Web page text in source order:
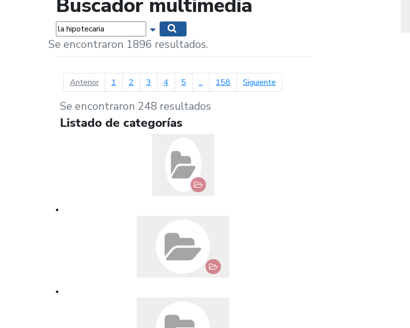
Buscador multimedia
Palabras... Mostrar opciones de búsqueda
Se encontraron 1896 resultados.
Anteriorpágina anterior
1 2 3 4 5 ... 158 Siguientepágina siguiente
Se encontraron 248 resultados
Listado de categorías